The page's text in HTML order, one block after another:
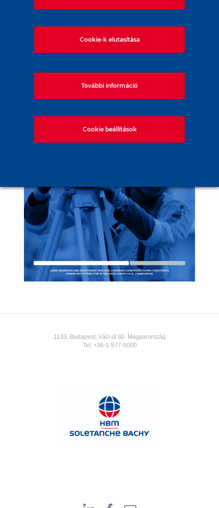
1133, Budapest, Váci út 80. Magyarország
Tel: +36-1-577-5000
Cookie-k elutasítása
További információ
Cookie beállítások